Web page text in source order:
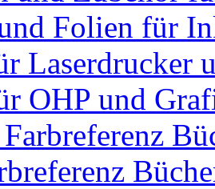
Folien für
Laserdrucker
OHP und